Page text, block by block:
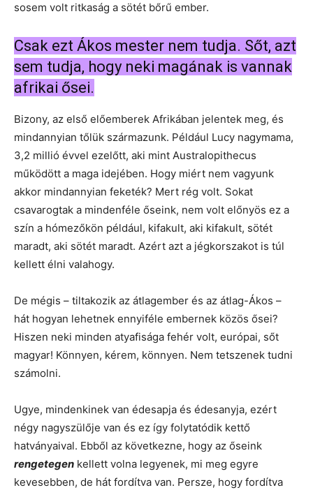
sosem volt ritkaság a sötét bőrű ember.
Csak ezt Ákos mester nem tudja. Sőt, azt
sem tudja, hogy neki magának is vannak
afrikai ősei.
Bizony, az első előemberek Afrikában jelentek meg, és
mindannyian tőlük származunk. Például Lucy nagymama,
3,2 millió évvel ezelőtt, aki mint Australopithecus
működött a maga idejében. Hogy miért nem vagyunk
akkor mindannyian feketék? Mert rég volt. Sokat
csavarogtak a mindenféle őseink, nem volt előnyös ez a
szín a hómezőkön például, kifakult, aki kifakult, sötét
maradt, aki sötét maradt. Azért azt a jégkorszakot is túl
kellett élni valahogy.
De mégis – tiltakozik az átlagember és az átlag-Ákos –
hát hogyan lehetnek ennyiféle embernek közös ősei?
Hiszen neki minden atyafisága fehér volt, európai, sőt
magyar! Könnyen, kérem, könnyen. Nem tetszenek tudni
számolni.
Ugye, mindenkinek van édesapja és édesanyja, ezért
négy nagyszülője van és ez így folytatódik kettő
hatványaival. Ebből az következne, hogy az őseink
rengetegen kellett volna legyenek, mi meg egyre
kevesebben, de hát fordítva van. Persze, hogy fordítva